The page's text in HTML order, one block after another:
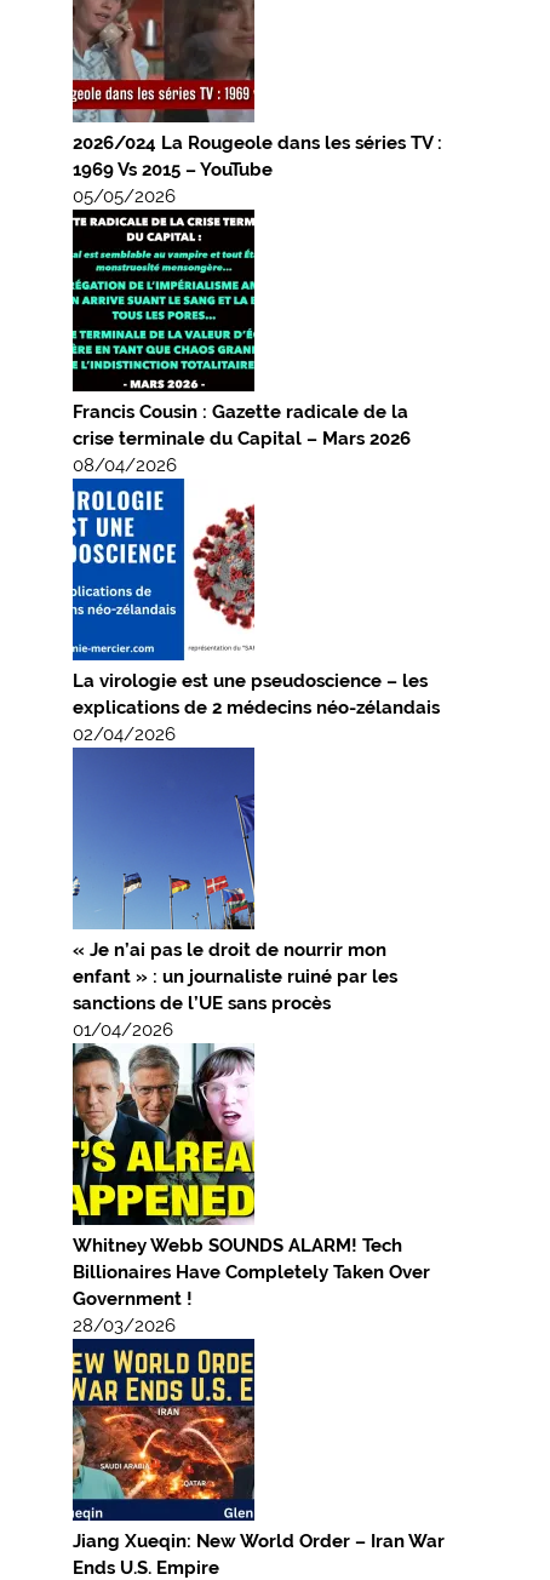
2026/024 La Rougeole dans les séries TV :
1969 Vs 2015 – YouTube
05/05/2026
Francis Cousin : Gazette radicale de la
crise terminale du Capital – Mars 2026
08/04/2026
La virologie est une pseudoscience – les
explications de 2 médecins néo-zélandais
02/04/2026
« Je n’ai pas le droit de nourrir mon
enfant » : un journaliste ruiné par les
sanctions de l’UE sans procès
01/04/2026
Whitney Webb SOUNDS ALARM! Tech
Billionaires Have Completely Taken Over
Government !
28/03/2026
Jiang Xueqin: New World Order – Iran War
Ends U.S. Empire